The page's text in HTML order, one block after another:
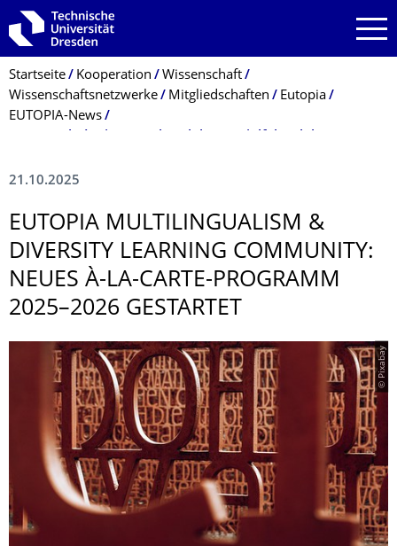
Zur Hauptnavigation springen
Zur Suche springen
Zum Inhalt springen
Breadcrumb-Menü
Startseite Kooperation
Wissenschaft
Wissenschaftsnetzwerke
Mitgliedschaften
Eutopia
EUTOPIA-News
21.10.2025
EUTOPIA MULTILINGUALISM &
DIVERSITY LEARNING COMMUNITY:
NEUES À-LA-CARTE-PROGRAMM
2025–2026 GESTARTET
© Pixabay